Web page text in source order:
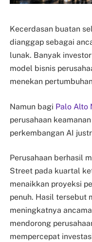
Kecerdasan buatan
dianggap sebagai
lunak. Banyak
model bisnis
menekan
Namun bagi Palo Alto
perusahaan
perkembangan AI
Perusahaan berhasil
Street pada kuartal
menaikkan proyeksi
penuh. Hasil tersebut
meningkatnya
mendorong
mempercepat